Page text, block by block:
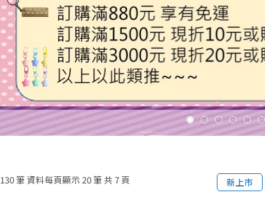
130筆 資料每頁顯示 20筆 共 7頁 新上市